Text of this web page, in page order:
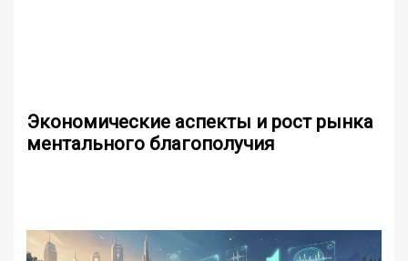
Экономические аспекты и рост рынка
ментального благополучия